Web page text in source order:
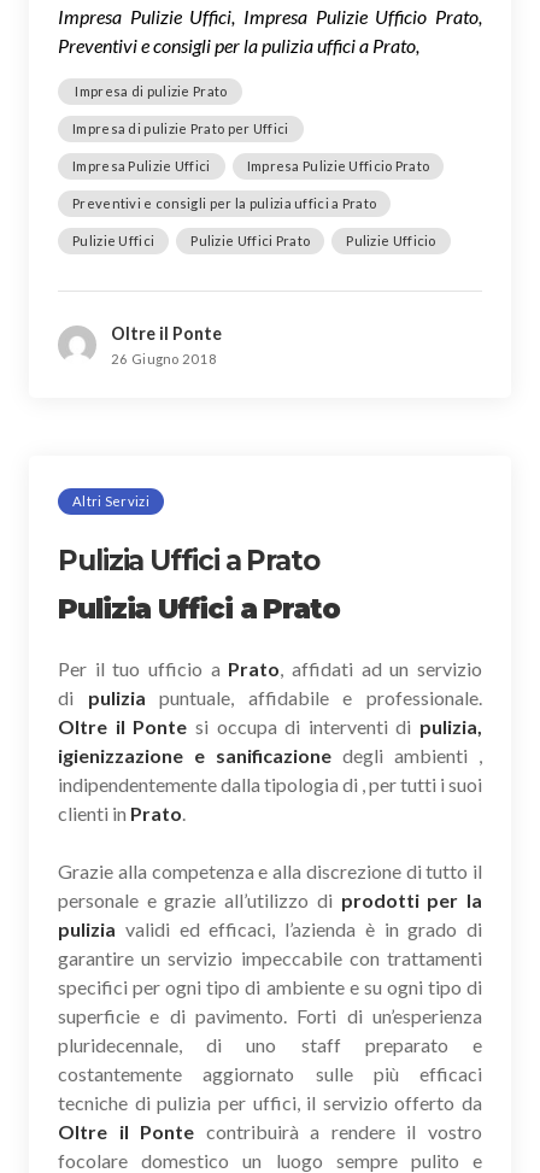
Impresa Pulizie Uffici, Impresa Pulizie Ufficio Prato,
Preventivi e consigli per la pulizia uffici a Prato,
Impresa di pulizie Prato
Impresa di pulizie Prato per Uffici
Impresa Pulizie Uffici Impresa Pulizie Ufficio Prato
Preventivi e consigli per la pulizia uffici a Prato
Pulizie Uffici Pulizie Uffici Prato Pulizie Ufficio
Oltre il Ponte
26 Giugno 2018
Altri Servizi
Pulizia Uffici a Prato
Pulizia Uffici a Prato
Per il tuo ufficio a Prato, affidati ad un servizio
di puliziapuntuale, affidabile e professionale.
Oltre il Ponte si occupa di interventi di pulizia,
igienizzazione e sanificazione degli ambienti ,
indipendentemente dalla tipologia di , per tutti i suoi
clienti in Prato.
Grazie alla competenza e alla discrezione di tutto il
personale e grazie all’utilizzo di prodotti per la
pulizia validi ed efficaci, l’azienda è in grado di
garantire un servizio impeccabile con trattamenti
specifici per ogni tipo di ambiente e su ogni tipo di
superficie e di pavimento. Forti di un’esperienza
pluridecennale, di uno staff preparato e
costantemente aggiornato sulle più efficaci
tecniche di pulizia per uffici, il servizio offerto da
Oltre il Ponte contribuirà a rendere il vostro
focolare domestico un luogo sempre pulito e